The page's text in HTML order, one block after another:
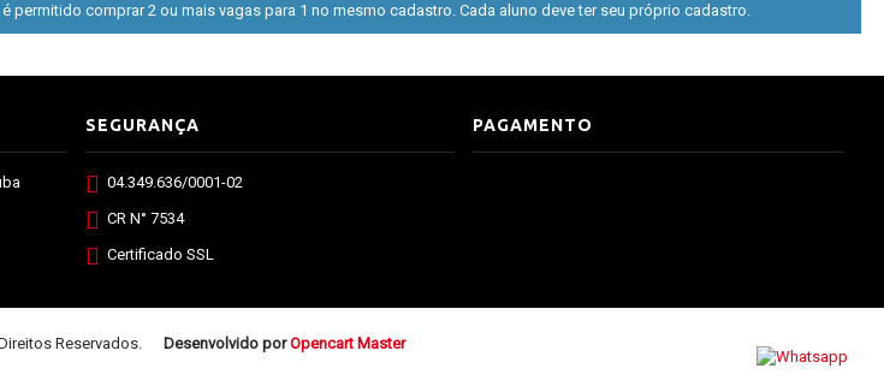
é permitido comprar 2 ou mais vagas para 1 no mesmo cadastro. Cada aluno deve ter seu próprio cadastro.
SEGURANÇA
04.349.636/0001-02
CR N° 7534
Certificado SSL
PAGAMENTO
Reservados. Desenvolvido porOpencart Master